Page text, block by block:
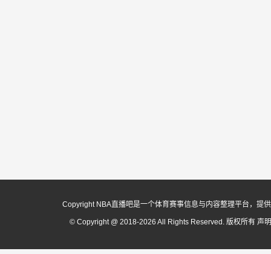
Copyright NBA直播吧是一个体育赛事信息与内容整理平台，提
© Copyright @ 2018-2026 All Rights Reserved. 版权所有 声